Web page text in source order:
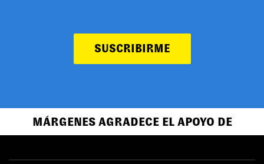
SUSCRIBIRME
MÁRGENES AGRADECE EL APOYO DE